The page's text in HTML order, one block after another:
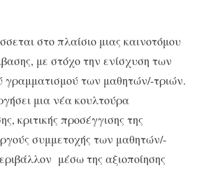
στο πλαίσιο μιας καινοτόμου
με στόχο την ενίσχυση των
γραμματισμού των μαθητών/-τριών.
μια νέα κουλτούρα
κριτικής προσέγγισης της
συμμετοχής των μαθητών/-
μέσω της αξιοποίησης